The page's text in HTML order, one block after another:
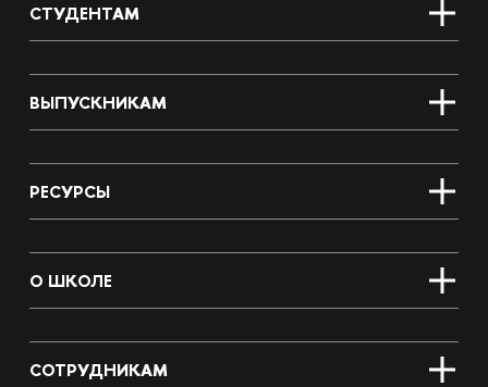
СТУДЕНТАМ
ВЫПУСКНИКАМ
РЕСУРСЫ
О ШКОЛЕ
СОТРУДНИКАМ